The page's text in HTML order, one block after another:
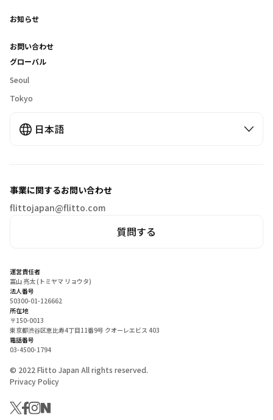
お知らせ
お問い合わせ
グローバル
Seoul
Tokyo
日本語
事業に関するお問い合わせ
flittojapan@flitto.com
質問する
運営責任者
冨山 亮太 (トミヤマ リョウタ)
法人番号
50300-01-126662
所在地
〒150-0013
東京都渋谷区恵比寿4丁目11番9号 クオーレエビス 403
電話番号
03-4500-1794
© 2022 Flitto Japan All rights reserved.
Privacy Policy